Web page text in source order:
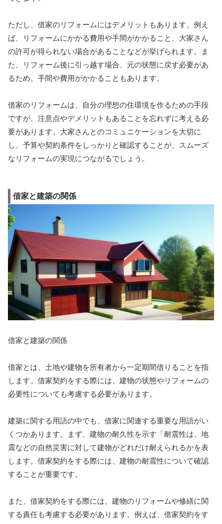
ただし、借家のリフォームにはデメリットもあります。例え
ば、リフォームにかかる費用や手間がかかること、大家さん
の許可が得られない場合があることなどが挙げられます。ま
た、リフォーム後に引っ越す場合、元の状態に戻す必要があ
るため、手間や費用がかかることもあります。
借家のリフォームは、自分の理想の住環境を作るための手段
ですが、注意点やデメリットもあることを忘れずに考える必
要があります。大家さんとのコミュニケーションを大切に
し、予算や契約条件をしっかりと確認することが、スムーズ
なリフォームの実現につながるでしょう。
借家と建築の関係
借家と建築の関係
借家とは、土地や建物を所有者から一定期間借りることを指
します。借家契約をする際には、建物の状態やリフォームの
必要性についても考慮する必要があります。
建築に関する用語の中でも、借家に関連する重要な用語がい
くつかあります。まず、建物の耐久性を示す「耐震性は、地
震などの自然災害に対して建物がどれだけ耐えられるかを表
します。借家契約をする際には、建物の耐震性について確認
することが重要です。
また、借家契約をする際には、建物のリフォームや修繕に関
する責任も考慮する必要があります。例えば、借家契約をす